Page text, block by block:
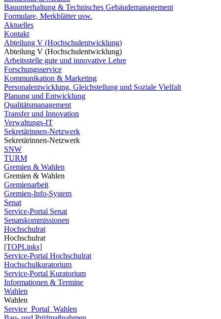
Bauunterhaltung & Technisches Gebäudemanagement
Formulare, Merkblätter usw.
Aktuelles
Kontakt
Abteilung V (Hochschulentwicklung)
Abteilung V (Hochschulentwicklung)
Arbeitsstelle gute und innovative Lehre
Forschungsservice
Kommunikation & Marketing
Personalentwicklung, Gleichstellung und Soziale Vielfalt
Planung und Entwicklung
Qualitätsmanagement
Transfer und Innovation
Verwaltungs-IT
Sekretärinnen-Netzwerk
Sekretärinnen-Netzwerk
SNW
TURM
Gremien & Wahlen
Gremien & Wahlen
Gremienarbeit
Gremien-Info-System
Senat
Service-Portal Senat
Senatskommissionen
Hochschulrat
Hochschulrat
[TOPLinks]
Service-Portal Hochschulrat
Hochschulkuratorium
Service-Portal Kuratorium
Informationen & Termine
Wahlen
Wahlen
Service_Portal_Wahlen